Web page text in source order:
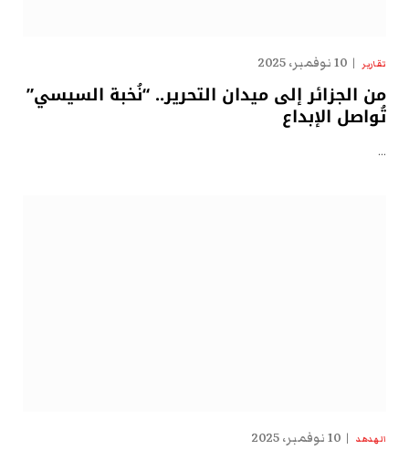
تقارير 10 نوفمبر، 2025
من الجزائر إلى ميدان التحرير.. “نُخبة السيسي”
تُواصل الإبداع
…
الهدهد 10 نوفمبر، 2025